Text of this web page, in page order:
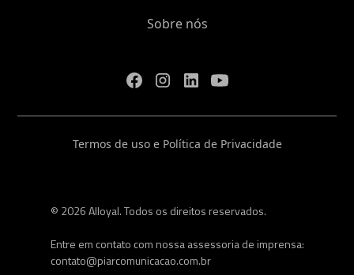
Sobre nós
© 2026 Alloyal. Todos os direitos reservados.
Entre em contato com nossa assessoria de imprensa:
contato@piarcomunicacao.com.br
Termos de uso e Política de Privacidade